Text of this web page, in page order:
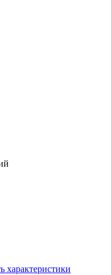
характеристики